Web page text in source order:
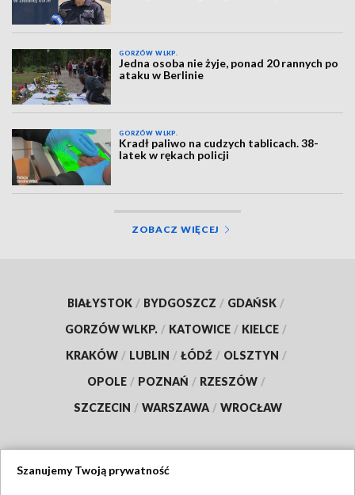
GORZÓW WLKP.
Jedna osoba nie żyje, ponad 20 rannych po
ataku w Berlinie
GORZÓW WLKP.
Kradł paliwo na cudzych tablicach. 38-
latek w rękach policji
ZOBACZ WIĘCEJ
BIAŁYSTOK / BYDGOSZCZ / GDAŃSK /
GORZÓW WLKP. / KATOWICE / KIELCE /
KRAKÓW / LUBLIN / ŁÓDŹ / OLSZTYN /
OPOLE / POZNAŃ / RZESZÓW /
SZCZECIN / WARSZAWA / WROCŁAW
Szanujemy Twoją prywatność